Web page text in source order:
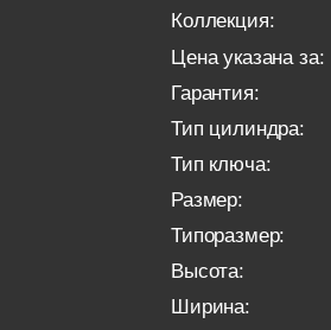
Коллекция:
Цена указана за:
Гарантия:
Тип цилиндра:
Тип ключа:
Размер:
Типоразмер:
Высота:
Ширина: